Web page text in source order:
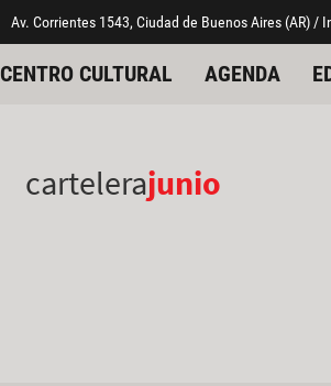
Av. Corrientes 1543, Ciudad de Buenos Aires (AR)
CENTRO CULTURAL AGENDA
cartelerajunio